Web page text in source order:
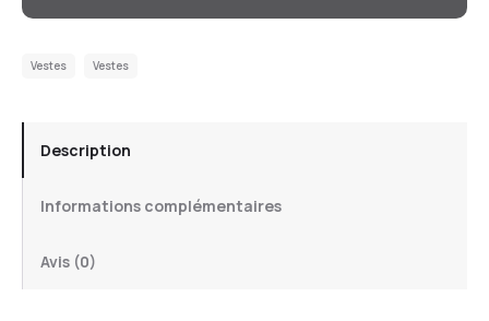
Vestes Vestes
Description
Informations complémentaires
Avis (0)